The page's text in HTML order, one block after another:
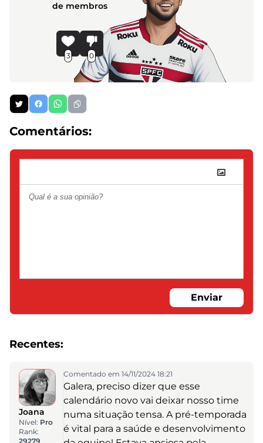
de membros
3 0
Comentários:
Enviar
Recentes:
Joana
Nível: Pro
Rank:
29279
Comentado em 14/11/2024 18:21
Galera, preciso dizer que esse
calendário novo vai deixar nosso time
numa situação tensa. A pré-temporada
é vital para a saúde e desenvolvimento